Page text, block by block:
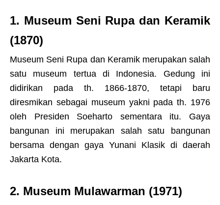
1. Museum Seni Rupa dan Keramik
(1870)
Museum Seni Rupa dan Keramik merupakan salah
satu museum tertua di Indonesia. Gedung ini
didirikan pada th. 1866-1870, tetapi baru
diresmikan sebagai museum yakni pada th. 1976
oleh Presiden Soeharto sementara itu. Gaya
bangunan ini merupakan salah satu bangunan
bersama dengan gaya Yunani Klasik di daerah
Jakarta Kota.
2. Museum Mulawarman (1971)